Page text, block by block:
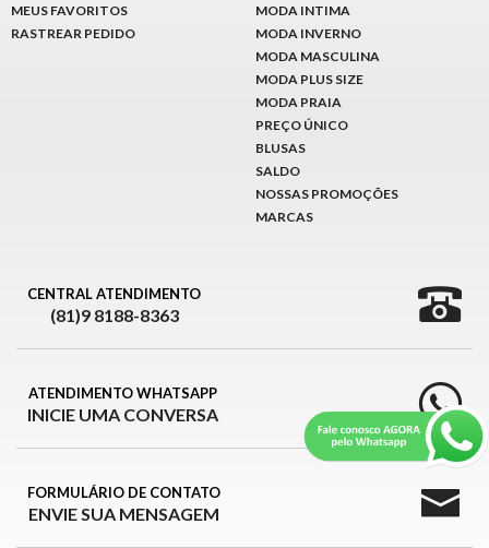
MEUS FAVORITOS
RASTREAR PEDIDO
MODA INTIMA
MODA INVERNO
MODA MASCULINA
MODA PLUS SIZE
MODA PRAIA
PREÇO ÚNICO
BLUSAS
SALDO
NOSSAS PROMOÇÕES
MARCAS
CENTRAL ATENDIMENTO
(81)9 8188-8363
ATENDIMENTO WHATSAPP
INICIE UMA CONVERSA
FORMULÁRIO DE CONTATO
ENVIE SUA MENSAGEM